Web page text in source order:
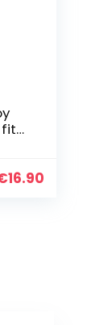
fit
16.90